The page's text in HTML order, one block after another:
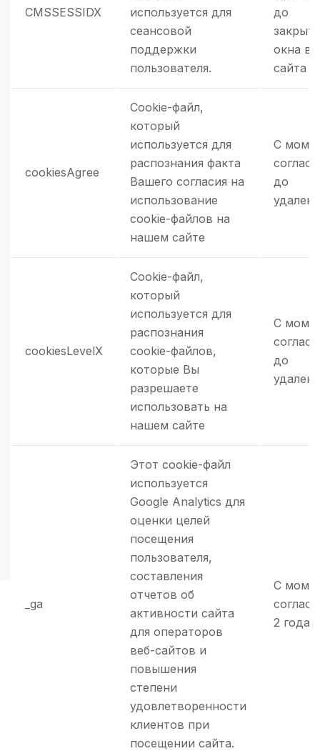
CMSSESSIDX
используется для
сеансовой
поддержки
пользователя.
до
окна
сайта
cookiesAgree
Cookie-файл,
который
используется для
распознания факта
Вашего согласия на
использование
cookie-файлов на
нашем сайте
С
до
cookiesLevelX
Cookie-файл,
который
используется для
распознания
cookie-файлов,
которые Вы
разрешаете
использовать на
нашем сайте
С
до
_ga
Этот cookie-файл
используется
Google Analytics для
оценки целей
посещения
пользователя,
составления
отчетов об
активности сайта
для операторов
веб-сайтов и
повышения
степени
удовлетворенности
клиентов при
посещении сайта.
С
2 года.